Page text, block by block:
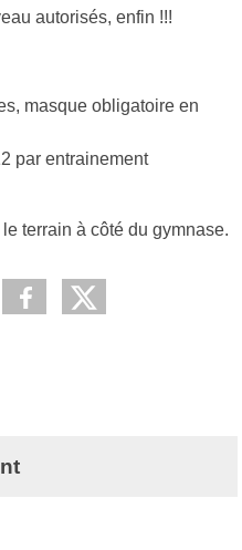
autorisés, enfin !!!
masque obligatoire en
par entrainement
terrain à côté du gymnase.